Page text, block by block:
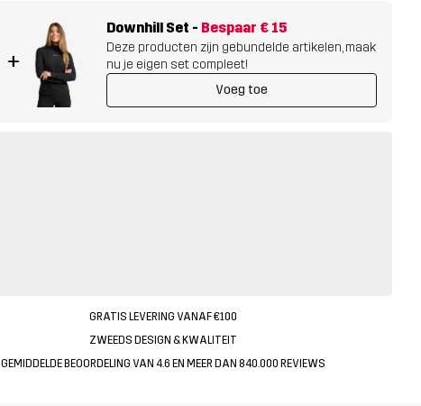
+
Downhill Set - Bespaar € 15
Deze producten zijn gebundelde artikelen, maak
nu je eigen set compleet!
Voeg toe
GRATIS LEVERING VANAF €100
ZWEEDS DESIGN & KWALITEIT
GEMIDDELDE BEOORDELING VAN 4.6 EN MEER DAN 840.000 REVIEWS